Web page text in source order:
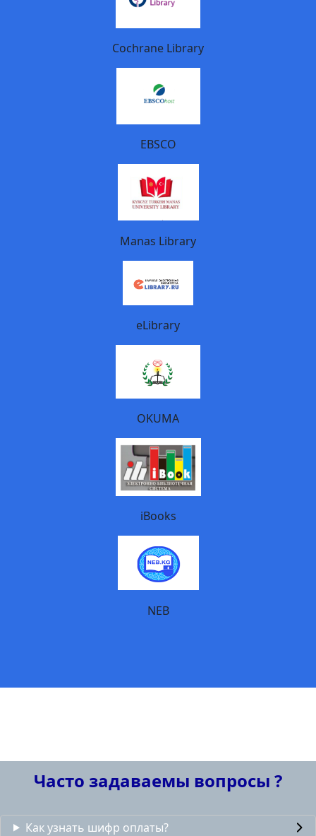
Cochrane Library
EBSCO
Manas Library
eLibrary
OKUMA
iBooks
NEB
Часто задаваемы вопросы ?
Как узнать шифр оплаты?